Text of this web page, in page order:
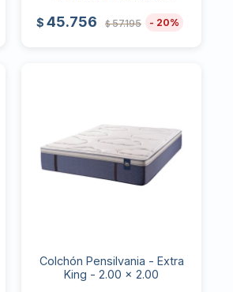
$ 45.756 $ 57.195 20
Colchón Pensilvania - Extra
King - 2.00 x 2.00